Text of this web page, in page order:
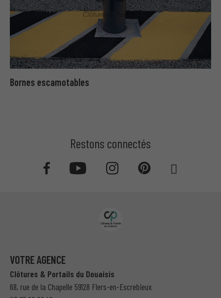
Bornes escamotables
Restons connectés
VOTRE AGENCE
Clôtures & Portails du Douaisis
68, rue de la Chapelle 59128 Flers-en-Escrebieux